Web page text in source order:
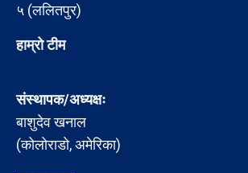
५ (ललितपुर)
हाम्रो टीम
संस्थापक/अध्यक्षः
बाशुदेव खनाल
(कोलोराडो, अमेरिका)